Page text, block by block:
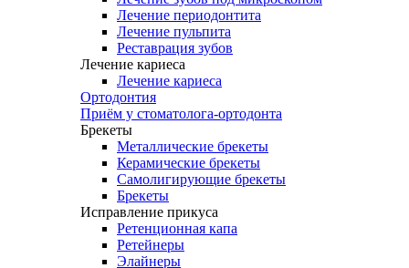
Лечение периодонтита
Лечение пульпита
Реставрация зубов
Лечение кариеса
Лечение кариеса
Ортодонтия
Приём у стоматолога-ортодонта
Брекеты
Металлические брекеты
Керамические брекеты
Самолигирующие брекеты
Брекеты
Исправление прикуса
Ретенционная капа
Ретейнеры
Элайнеры